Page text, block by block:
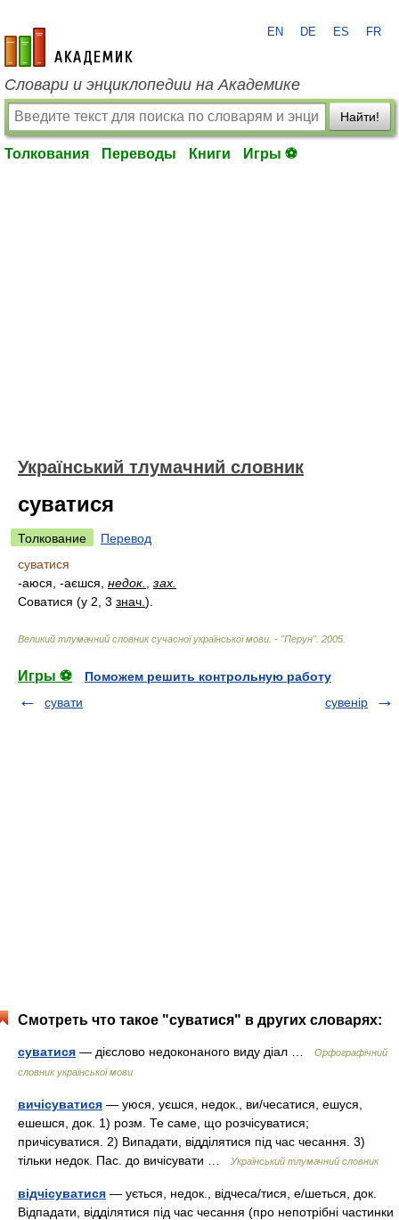
academic.ru
EN DE ES FR
Словари и энциклопедии на Академике
Найти!
Толкования Переводы Книги Игры ⚽
Український тлумачний словник
суватися
Толкование
Перевод
суватися
-аюся, -аєшся, недок.
зах.
Соватися (у 2, 3 знач. )
Великий тлумачний словник сучасної української мови. - "Перун". 2005
Игры ⚽
Поможем решить контрольную работу
сувати
сувенір
Смотреть что такое "суватися" в других словарях:
суватися — дієслово недоконаного виду діал …
Орфографічний
словник української мови
вичісуватися — уюся, уєшся, недок., ви/чесатися, ешуся,
ешешся, док. 1) розм. Те саме, що розчісуватися;
причісуватися. 2) Випадати, відділятися під час чесання. 3)
тільки недок. Пас. до вичісувати …
Український тлумачний словник
відчісуватися — ується, недок., відчеса/тися, е/шеться, док.
Відпадати, відділятися під час чесання (про непотрібні частинки